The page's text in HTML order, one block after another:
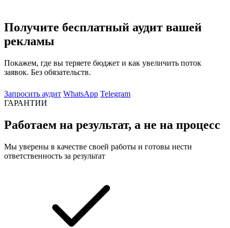
Получите бесплатный аудит вашей
рекламы
Покажем, где вы теряете бюджет и как увеличить поток
заявок. Без обязательств.
Запросить аудит WhatsApp Telegram
ГАРАНТИИ
Работаем на результат, а не на процесс
Мы уверены в качестве своей работы и готовы нести
ответственность за результат